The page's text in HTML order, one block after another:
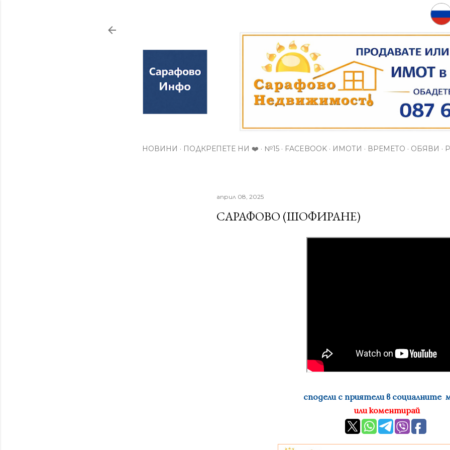
НОВИНИ ПОДКРЕПЕТЕ НИ ❤️ №15 FACEBOOK ИМОТИ ВРЕМЕТО ОБЯВИ
април 08, 2025
САРАФОВО (ШОФИРАНЕ)
сподели с приятели в социалните
или коментирай